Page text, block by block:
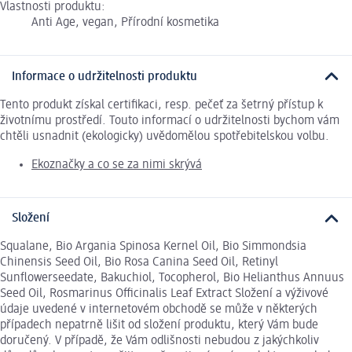
Vlastnosti produktu:
Anti Age, vegan, Přírodní kosmetika
Informace o udržitelnosti produktu
Tento produkt získal certifikaci, resp. pečeť za šetrný přístup k
životnímu prostředí. Touto informací o udržitelnosti bychom vám
chtěli usnadnit (ekologicky) uvědomělou spotřebitelskou volbu.
Ekoznačky a co se za nimi skrývá
Složení
Squalane, Bio Argania Spinosa Kernel Oil, Bio Simmondsia
Chinensis Seed Oil, Bio Rosa Canina Seed Oil, Retinyl
Sunflowerseedate, Bakuchiol, Tocopherol, Bio Helianthus Annuus
Seed Oil, Rosmarinus Officinalis Leaf Extract Složení a výživové
údaje uvedené v internetovém obchodě se může v některých
případech nepatrně lišit od složení produktu, který Vám bude
doručený. V případě, že Vám odlišnosti nebudou z jakýchkoliv